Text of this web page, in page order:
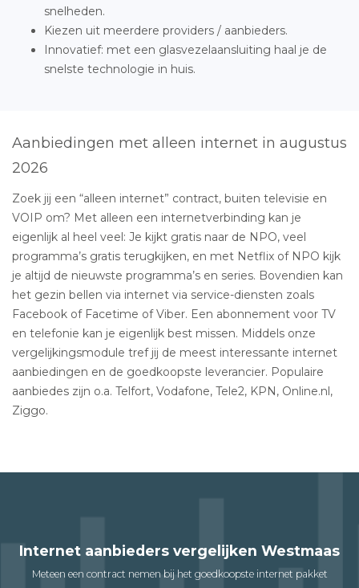
snelheden.
Kiezen uit meerdere providers / aanbieders.
Innovatief: met een glasvezelaansluiting haal je de
snelste technologie in huis.
Aanbiedingen met alleen internet in augustus
2026
Zoek jij een “alleen internet” contract, buiten televisie en
VOIP om? Met alleen een internetverbinding kan je
eigenlijk al heel veel: Je kijkt gratis naar de NPO, veel
programma’s gratis terugkijken, en met Netflix of NPO kijk
je altijd de nieuwste programma’s en series. Bovendien kan
het gezin bellen via internet via service-diensten zoals
Facebook of Facetime of Viber. Een abonnement voor TV
en telefonie kan je eigenlijk best missen. Middels onze
vergelijkingsmodule tref jij de meest interessante internet
aanbiedingen en de goedkoopste leverancier. Populaire
aanbiedes zijn o.a. Telfort, Vodafone, Tele2, KPN, Online.nl,
Ziggo.
Internet aanbieders vergelijken Westmaas
Meteen een contract nemen bij het goedkoopste internet pakket